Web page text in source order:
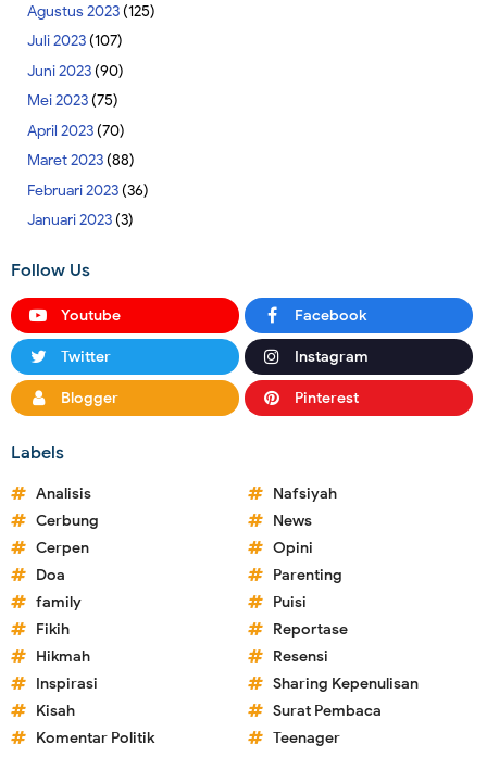
Agustus 2023(125)
Juli 2023(107)
Juni 2023(90)
Mei 2023(75)
April 2023(70)
Maret 2023(88)
Februari 2023(36)
Januari 2023(3)
Follow Us
Youtube Facebook
Twitter Instagram
Blogger Pinterest
Labels
Analisis
Cerbung
Cerpen
Doa
family
Fikih
Hikmah
Inspirasi
Kisah
Komentar Politik
Nafsiyah
News
Opini
Parenting
Puisi
Reportase
Resensi
Sharing Kepenulisan
Surat Pembaca
Teenager